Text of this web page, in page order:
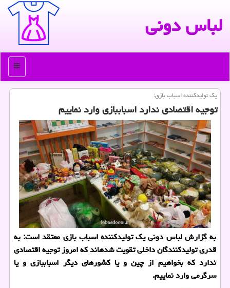
لباس دونی
منو
یك تولیدكننده اسباب بازی:
توجیه اقتصادی ندارد اسباب‎بازی وارد نماییم
به گزارش لباس دونی یك تولیدكننده اسباب بازی معتقد است: به
قدری تولیدكنندگان داخلی تقویت شده‎اند كه امروز توجیه اقتصادی
ندارد كه بخواهیم از چین و یا كشورهای دیگر اسباب‎بازی و یا
سرگرمی وارد نماییم.